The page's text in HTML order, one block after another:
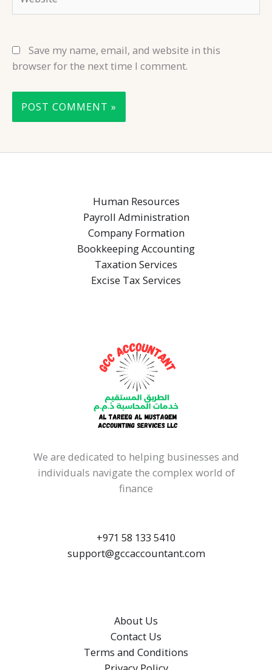
Save my name, email, and website in this
browser for the next time I comment.
Human Resources
Payroll Administration
Company Formation
Bookkeeping Accounting
Taxation Services
Excise Tax Services
We are dedicated to helping businesses and
individuals navigate the complex world of
finance
+971 58 133 5410
support@gccaccountant.com
About Us
Contact Us
Terms and Conditions